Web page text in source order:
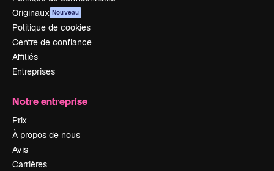
Originaux Nouveau
Politique de cookies
Centre de confiance
Affiliés
Entreprises
Notre entreprise
Prix
À propos de nous
Avis
Carrières